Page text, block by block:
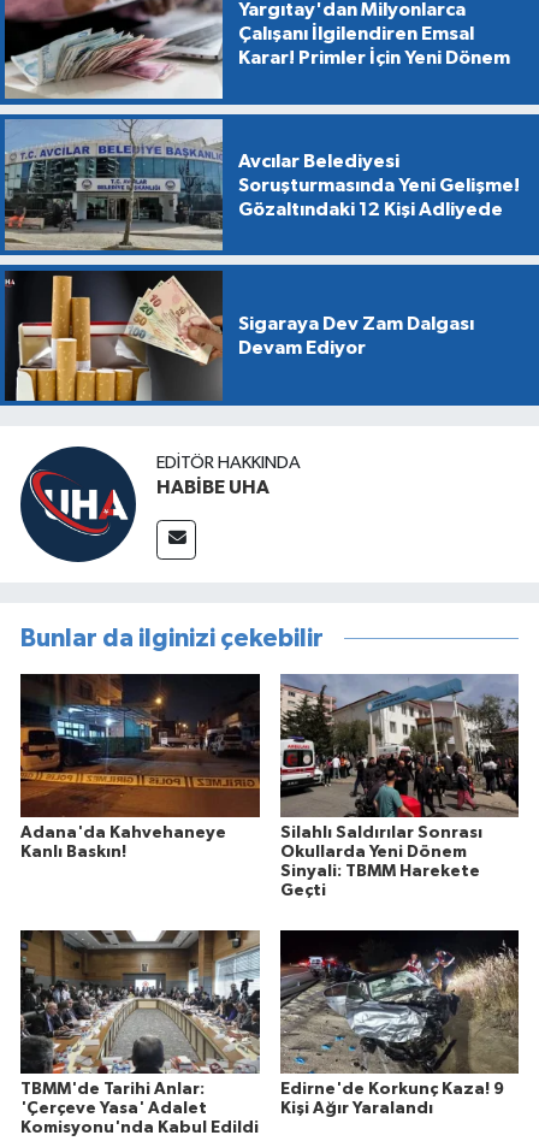
Yargıtay'dan Milyonlarca
Çalışanı İlgilendiren Emsal
Karar! Primler İçin Yeni Dönem
Avcılar Belediyesi
Soruşturmasında Yeni Gelişme!
Gözaltındaki 12 Kişi Adliyede
Sigaraya Dev Zam Dalgası
Devam Ediyor
EDITÖR HAKKINDA
HABİBE UHA
Bunlar da ilginizi çekebilir
Adana'da Kahvehaneye
Kanlı Baskın!
Silahlı Saldırılar Sonrası
Okullarda Yeni Dönem
Sinyali: TBMM Harekete
Geçti
TBMM'de Tarihi Anlar:
'Çerçeve Yasa' Adalet
Komisyonu'nda Kabul Edildi
Edirne'de Korkunç Kaza! 9
Kişi Ağır Yaralandı